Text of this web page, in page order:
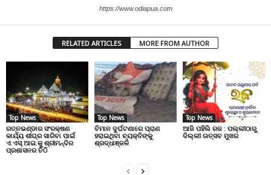
https://www.odiapua.com
RELATED ARTICLES MORE FROM AUTHOR
Top News
ରତ୍ନଭଣ୍ଡାର ସଂରକ୍ଷଣ
କାର୍ଯ୍ୟ ଶୀଘ୍ର ସାରିବା ପାଇଁ
ଏ.ଏସ୍.ଆଇ.କୁ ଶ୍ରୀମନ୍ଦିର
ପ୍ରଶାସନର ଚିଠି
Top News
ବିମାନ ଦୁର୍ଘଟଣାରେ ପ୍ରାଣ
ହରାଇଥିବା ବ୍ୟକ୍ତିଙ୍କୁ
ଶ୍ରଦ୍ଧାଞ୍ଜଳି
Top News
ଆଜି ପହିଲି ରଜ : ପଲ୍ଲୀଠାରୁ
ଦିଲ୍ଲୀ ଉତ୍ସବ ମୁଖର